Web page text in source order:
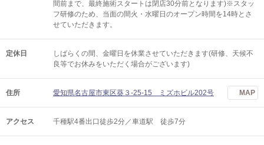
間前まで、最終施術スタートは閉店30分前となります)※スタッ
フ研修のため、当面の間火・水曜日のオープン時間を14時とさ
せていただきます。
定休日
しばらくの間、金曜日を休業させていただきます(研修、天候不
良等でお休みをいただく場合がございます)
住所 愛知県名古屋市東区葵３-25-15 ミズホビル202号 MAP
アクセス 千種駅4番出口徒歩2分／車道駅 徒歩7分